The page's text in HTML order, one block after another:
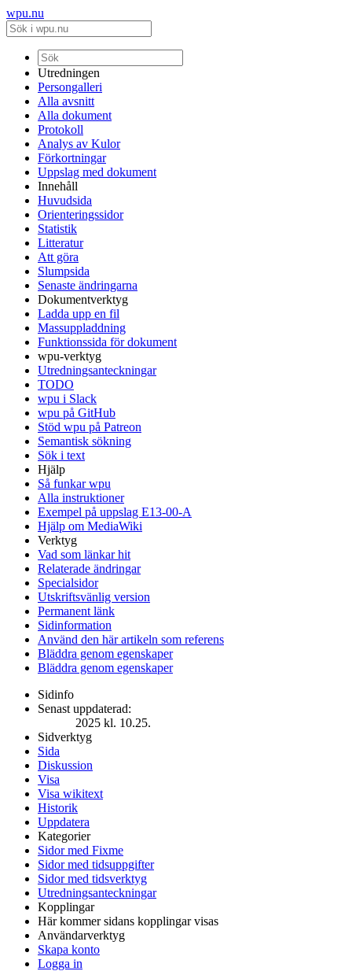
wpu.nu
Utredningen
Persongalleri
Alla avsnitt
Alla dokument
Protokoll
Analys av Kulor
Förkortningar
Uppslag med dokument
Innehåll
Huvudsida
Orienteringssidor
Statistik
Litteratur
Att göra
Slumpsida
Senaste ändringarna
Dokumentverktyg
Ladda upp en fil
Massuppladdning
Funktionssida för dokument
wpu-verktyg
Utredningsanteckningar
TODO
wpu i Slack
wpu på GitHub
Stöd wpu på Patreon
Semantisk sökning
Sök i text
Hjälp
Så funkar wpu
Alla instruktioner
Exempel på uppslag E13-00-A
Hjälp om MediaWiki
Verktyg
Vad som länkar hit
Relaterade ändringar
Specialsidor
Utskriftsvänlig version
Permanent länk
Sidinformation
Använd den här artikeln som referens
Bläddra genom egenskaper
Bläddra genom egenskaper
Sidinfo
Senast uppdaterad:
2025 kl. 10.25.
Sidverktyg
Sida
Diskussion
Visa
Visa wikitext
Historik
Uppdatera
Kategorier
Sidor med Fixme
Sidor med tidsuppgifter
Sidor med tidsverktyg
Utredningsanteckningar
Kopplingar
Här kommer sidans kopplingar visas
Användarverktyg
Skapa konto
Logga in